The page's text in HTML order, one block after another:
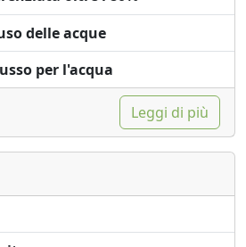
Ingresso
indipendente
Microonde
Accessibilità
delle acque
per l'acqua
Leggi di più